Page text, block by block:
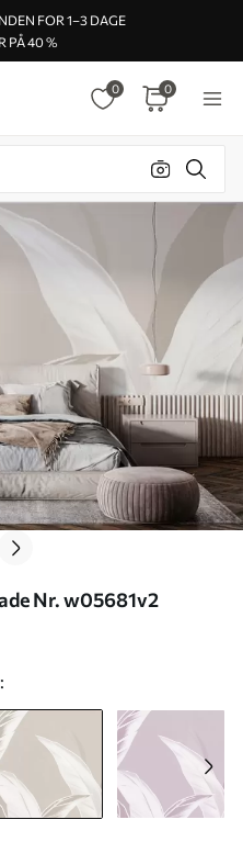
FOR 1–3 DAGE
PÅ 40 %
0 0
Nr. w05681v2